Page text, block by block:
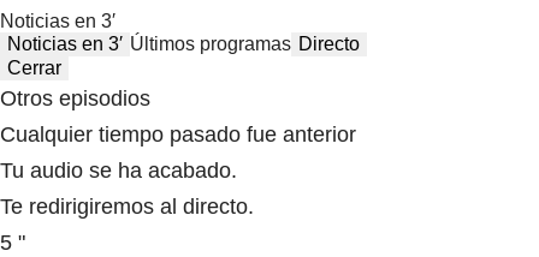
Noticias en 3′
Noticias en 3′ Últimos programas Directo
Cerrar
Otros episodios
Cualquier tiempo pasado fue anterior
Tu audio se ha acabado.
Te redirigiremos al directo.
5 "